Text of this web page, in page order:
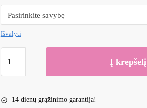
Išvalyti
kiekis:
'Kids
pižama
Į krepšelį
14 dienų grąžinimo garantija!